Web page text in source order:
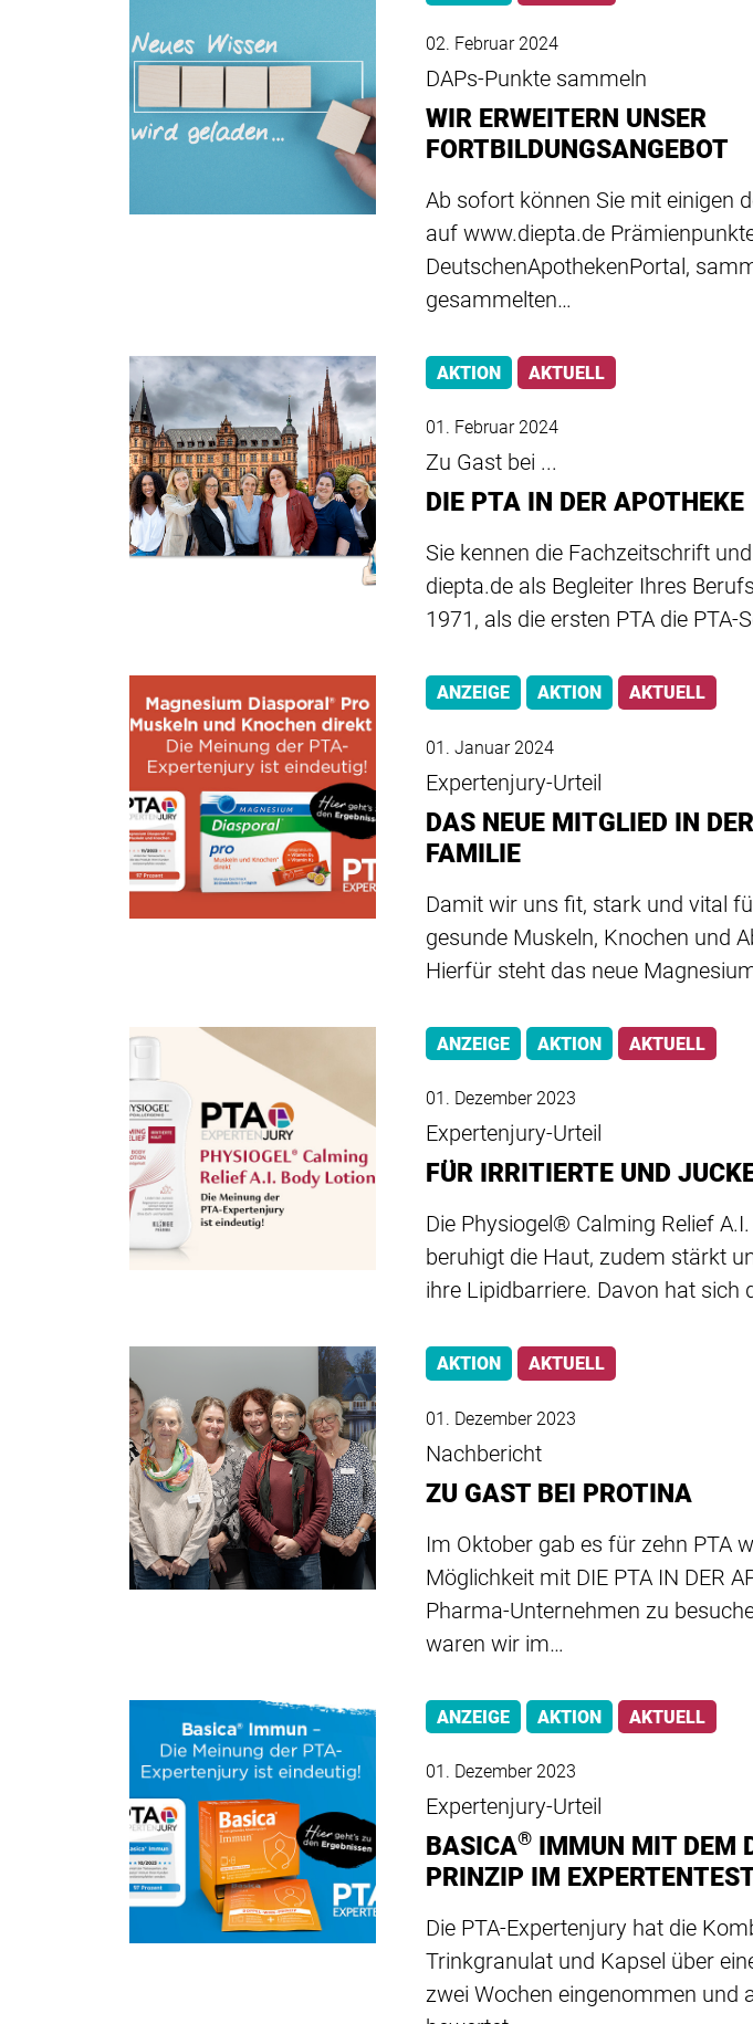
02. Februar 2024
DAPs-Punkte sammeln
WIR ERWEITERN UNSER
FORTBILDUNGSANGEBOT
Ab sofort können Sie mit einigen
auf www.diepta.de
DeutschenApothekenPortal,
gesammelten…
AKTION AKTUELL
01. Februar 2024
Zu Gast bei ...
DIE PTA IN DER APOTHEKE
Sie kennen die Fachzeitschrift
diepta.de als Begleiter Ihres
1971, als die ersten PTA die PTA-
ANZEIGE AKTION AKTUELL
01. Januar 2024
Expertenjury-Urteil
DAS NEUE MITGLIED IN
FAMILIE
Damit wir uns fit, stark und vital
gesunde Muskeln, Knochen und
Hierfür steht das neue
ANZEIGE AKTION AKTUELL
01. Dezember 2023
Expertenjury-Urteil
FÜR IRRITIERTE UND
Die Physiogel® Calming Relief
beruhigt die Haut, zudem stärkt
ihre Lipidbarriere. Davon hat sich
AKTION AKTUELL
01. Dezember 2023
Nachbericht
ZU GAST BEI PROTINA
Im Oktober gab es für zehn PTA
Möglichkeit mit DIE PTA IN DER
Pharma-Unternehmen zu
waren wir im…
ANZEIGE AKTION AKTUELL
01. Dezember 2023
Expertenjury-Urteil
BASICA®
IMMUN MIT DEM
PRINZIP IM
Die PTA-Expertenjury hat die
Trinkgranulat und Kapsel über
zwei Wochen eingenommen und